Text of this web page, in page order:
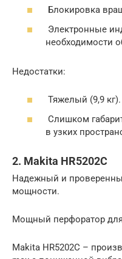
Блокировка
Электронные
необходимости
Недостатки:
Тяжелый (9,9 кг).
Слишком
в узких
2. Makita HR5202C
Надежный и
мощности.
Мощный перфоратор
Makita HR5202C –